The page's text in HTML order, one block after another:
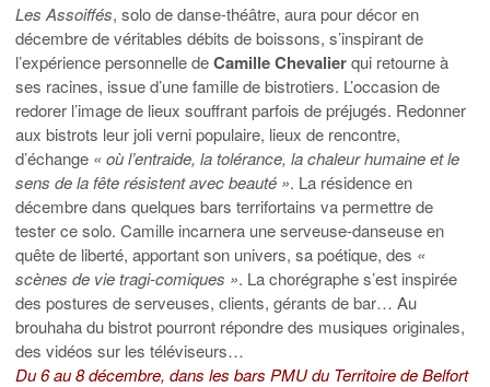
Les Assoiffés, solo de danse-théâtre, aura pour décor en
décembre de véritables débits de boissons, s’inspirant de
l’expérience personnelle deCamille Chevalierqui retourne à
ses racines, issue d’une famille de bistrotiers. L’occasion de
redorer l’image de lieux souffrant parfois de préjugés. Redonner
aux bistrots leur joli verni populaire, lieux de rencontre,
d’échange « où l’entraide, la tolérance, la chaleur humaine et le
sens de la fête résistent avec beauté ». La résidence en
décembre dans quelques bars terrifortains va permettre de
tester ce solo. Camille incarnera une serveuse-danseuse en
quête de liberté, apportant son univers, sa poétique, des «
scènes de vie tragi-comiques ». La chorégraphe s’est inspirée
des postures de serveuses, clients, gérants de bar… Au
brouhaha du bistrot pourront répondre des musiques originales,
des vidéos sur les téléviseurs…
Du 6 au 8 décembre, dans les bars PMU du Territoire de Belfort